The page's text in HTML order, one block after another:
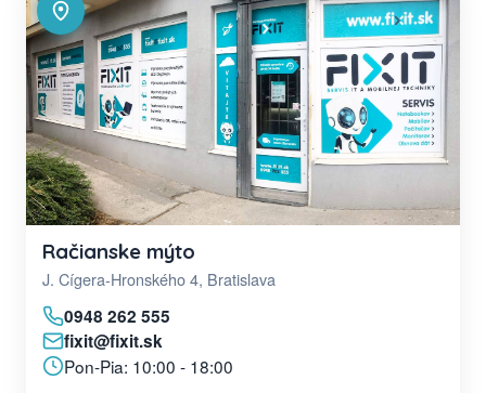
Račianske mýto
J. Cígera-Hronského 4, Bratislava
0948 262 555
fixit@fixit.sk
Pon-Pia: 10:00 - 18:00